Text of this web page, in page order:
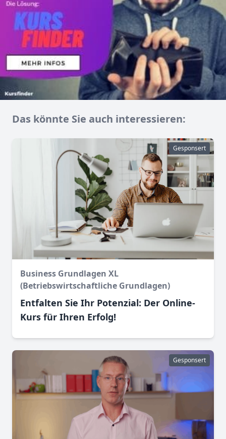
Das könnte Sie auch interessieren:
Gesponsert
Business Grundlagen XL
(Betriebswirtschaftliche Grundlagen)
Entfalten Sie Ihr Potenzial: Der Online-
Kurs für Ihren Erfolg!
Gesponsert